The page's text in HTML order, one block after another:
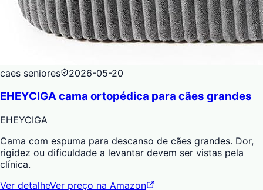
caes seniores 2026-05-20
EHEYCIGA cama ortopédica para cães grandes
EHEYCIGA
Cama com espuma para descanso de cães grandes. Dor,
rigidez ou dificuldade a levantar devem ser vistas pela
clínica.
Ver detalheVer preço na Amazon